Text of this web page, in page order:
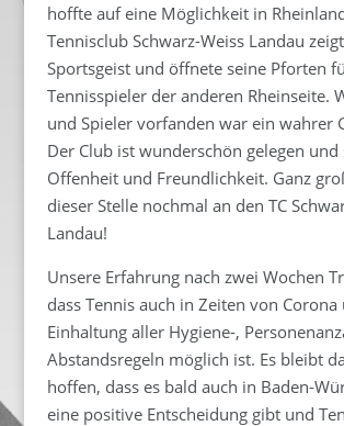
hoffte auf eine Möglichkeit in
Tennisclub Schwarz-Weiss Landau
Sportsgeist und öffnete seine Pforten
Tennisspieler der anderen Rheinseite.
und Spieler vorfanden war ein wahrer
Der Club ist wunderschön gelegen
Offenheit und Freundlichkeit. Ganz
dieser Stelle nochmal an den TC
Landau!
Unsere Erfahrung nach zwei Wochen
dass Tennis auch in Zeiten von
Einhaltung aller Hygiene-,
Abstandsregeln möglich ist. Es bleibt
hoffen, dass es bald auch in Baden-
eine positive Entscheidung gibt und